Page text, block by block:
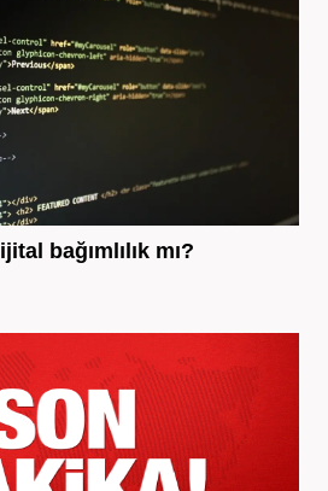
bağımlılık mı?